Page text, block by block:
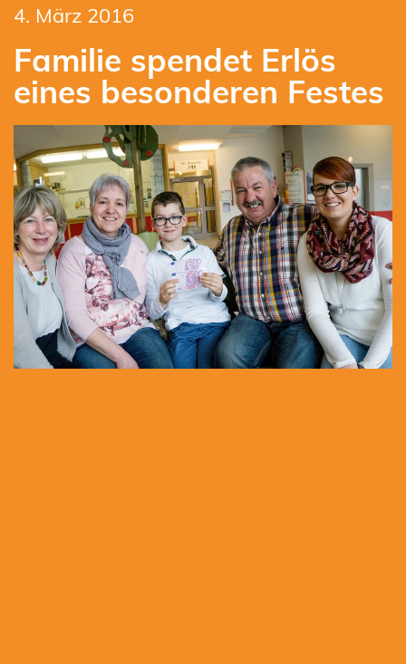
4. März 2016
Familie spendet Erlös
eines besonderen Festes